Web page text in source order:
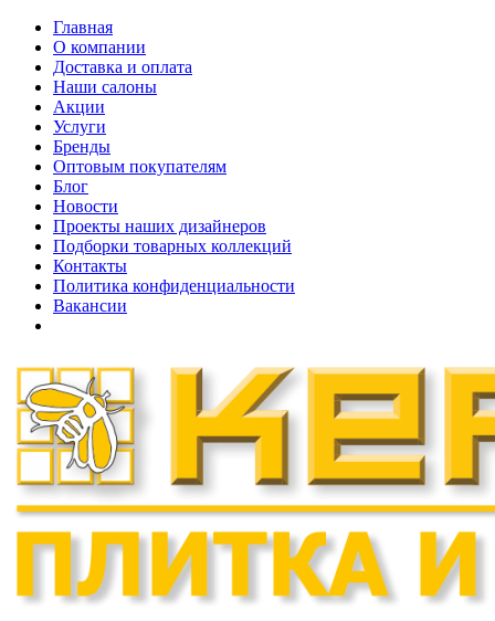
Главная
О компании
Доставка и оплата
Наши cалоны
Акции
Услуги
Бренды
Оптовым покупателям
Блог
Новости
Проекты наших дизайнеров
Подборки товарных коллекций
Контакты
Политика конфиденциальности
Вакансии